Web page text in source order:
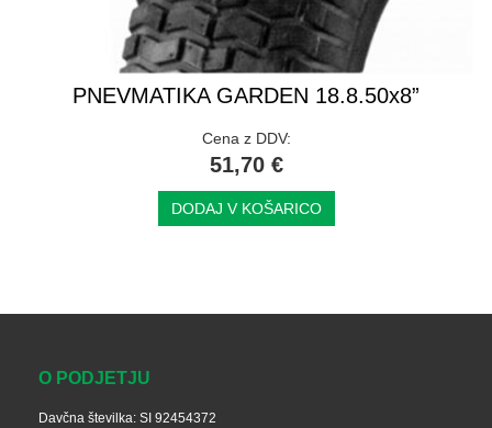
PNEVMATIKA GARDEN 18.8.50x8”
Cena z DDV:
51,70 €
DODAJ V KOŠARICO
O PODJETJU
Davčna številka: SI 92454372